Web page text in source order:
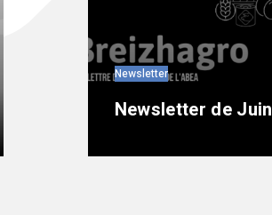
Newsletter
Newsletter de Juin